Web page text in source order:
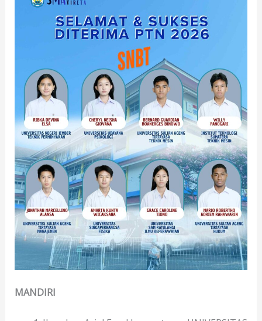
MANDIRI